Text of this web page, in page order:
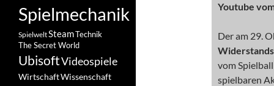
Youtube
Der am 29.
vom
spielbaren
Spielmechanik
SpielweltSteamTechnik
The Secret World
UbisoftVideospiele
WirtschaftWissenschaft